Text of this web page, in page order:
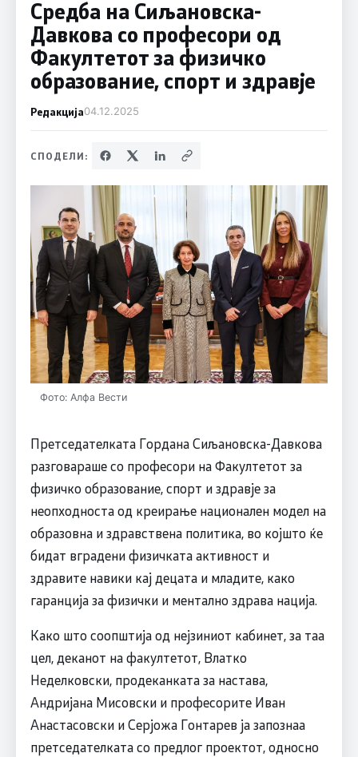
Средба на Сиљановска-
Давкова со професори од
Факултетот за физичко
образование, спорт и здравје
Редакција04.12.2025
СПОДЕЛИ:
Фото: Алфа Вести
Претседателката Гордана Сиљановска-Давкова
разговараше со професори на Факултетот за
физичко образование, спорт и здравје за
неопходноста од креирање национален модел на
образовна и здравствена политика, во којшто ќе
бидат вградени физичката активност и
здравите навики кај децата и младите, како
гаранција за физички и ментално здрава нација.
Како што соопштија од нејзиниот кабинет, за таа
цел, деканот на факултетот, Влатко
Неделковски, продеканката за настава,
Андријана Мисовски и професорите Иван
Анастасовски и Серјожа Гонтарев ја запознаа
претседателката со предлог проектот, односно